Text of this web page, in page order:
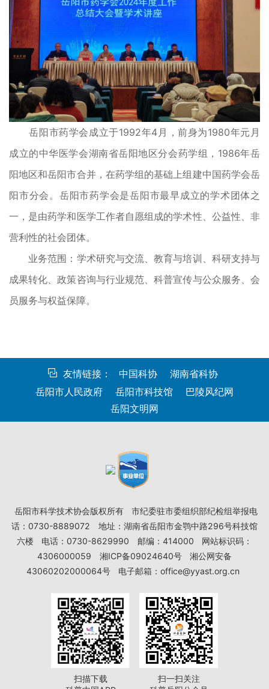
岳阳市药学会成立于1992年4月，前身为1980年元月
成立的中华医学会湖南省岳阳地区分会药学组，1986年岳
阳地区和岳阳市合并，在药学组的基础上组建中国药学会岳
阳市分会。岳阳市药学会是岳阳市最早成立的学术团体之
一，是由药学和医学工作者自愿组成的学术性、公益性、非
营利性的社会团体。
业务范围：学术研究与交流、教育与培训、科研支持与
成果转化、政策咨询与行业规范、科普宣传与公众服务、会
员服务与权益保障。
友情链接： 中国科协
湖南省科协
岳阳市人民政府
岳阳市科技馆
巴陵风纪网
岳阳文明网
岳阳市科学技术协会版权所有
市纪委驻市委组织部纪检组举报电
话：0730-8889072
地址：湖南省岳阳市金鹗中路296号科技馆
六楼
电话：0730-8629990 邮编：414000
网站标识码：
4306000059
湘ICP备09024640号
湘公网安备
43060202000064号
电子邮箱：office@yyast.org.cn
扫描下载
扫一扫关注